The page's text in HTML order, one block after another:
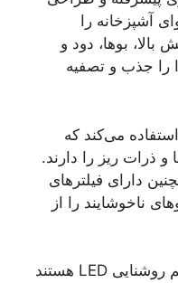
آشپزخانه را
بوها، دود و
را جذب و تصفیه
می‌کند که
ذرات ریز را دارند.
دارای فیلترهای
ناخوشایند را از
هود اخوان همچنین دارای سیستم روشنایی LED هستند